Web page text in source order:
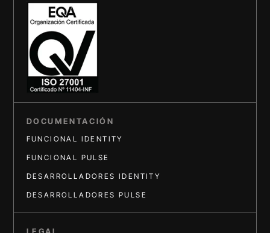
DOCUMENTACIÓN
FUNCIONAL IDENTITY
FUNCIONAL PULSE
DESARROLLADORES IDENTITY
DESARROLLADORES PULSE
LEGAL